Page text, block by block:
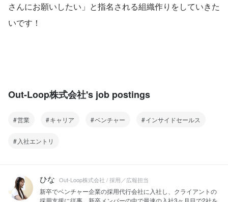
さんにお願いしたい」と指名される組織作りをしていきた
いです！
Out-Loop株式会社's job postings
営業 キャリア ベンチャー インサイドセールス
入社エントリ
ひな Out-Loop株式会社 / 採用／広報担当
新卒でベンチャー企業の採用代行会社に入社し、クライアントの